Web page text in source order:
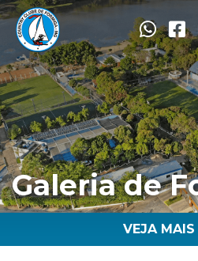
Galeria de
VEJA MAIS